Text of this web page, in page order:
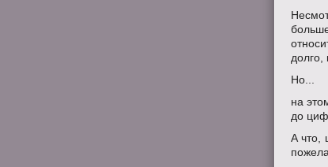
долго,
Но...
на
до
А что,